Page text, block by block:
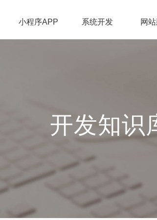
小程序APP 系统开发 网
开发知识